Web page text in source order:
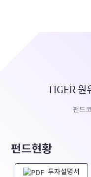
TIGER
펀드
펀드현황
투자설명서